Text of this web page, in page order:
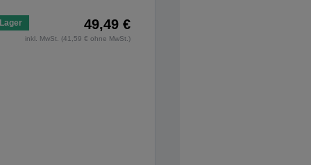
49,49 €
inkl. MwSt. (41,59 € ohne MwSt.)